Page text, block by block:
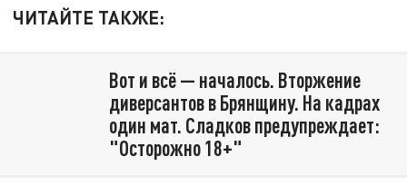
ЧИТАЙТЕ ТАКЖЕ:
Вот и всё — началось. Вторжение
диверсантов в Брянщину. На кадрах
один мат. Сладков предупреждает:
"Осторожно 18+"